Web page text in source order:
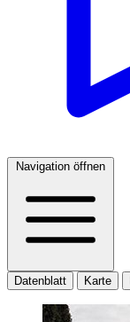
Navigation öffnen
Datenblatt Karte